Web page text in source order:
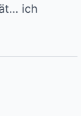
ich